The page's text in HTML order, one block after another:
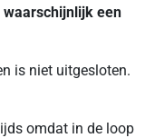
waarschijnlijk een
is niet uitgesloten.
omdat in de loop